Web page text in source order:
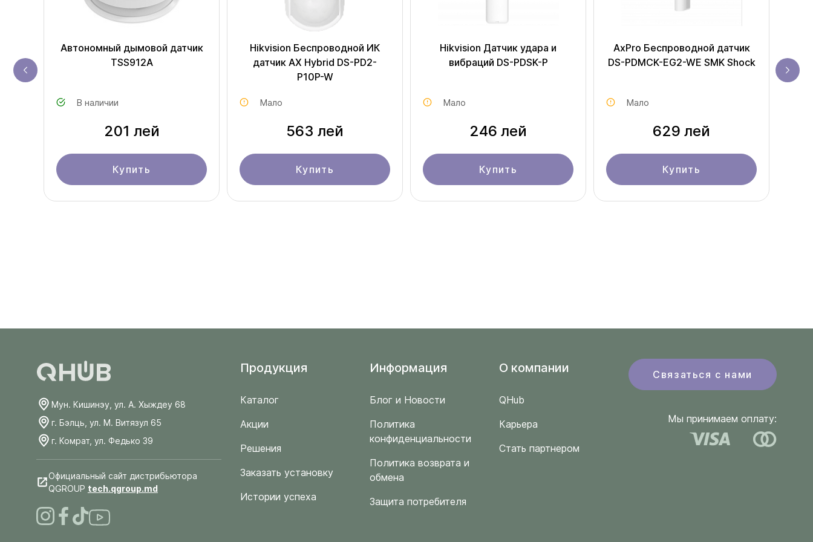
Автономный дымовой датчик
TSS912A
В наличии
201 лей
Купить
Hikvision Беспроводной ИК
датчик AX Hybrid DS-PD2-
P10P-W
Мало
563 лей
Купить
Hikvision Датчик удара и
вибраций DS-PDSK-P
Мало
246 лей
Купить
AxPro Беспроводной датчик
DS-PDMCK-EG2-WE SMK Shock
Мало
629 лей
Купить
Мун. Кишинэу, ул. А. Хыждеу 68
г. Бэлць, ул. М. Витязул 65
г. Комрат, ул. Федько 39
Официальный сайт дистрибьютора
QGROUP tech.qgroup.md
Продукция
Каталог
Акции
Решения
Заказать установку
Истории успеха
Информация
Блог и Новости
Политика
конфиденциальности
Политика возврата и
обмена
Защита потребителя
O компании
QHub
Карьера
Стать партнером
Связаться с нами
Мы принимаем оплату: